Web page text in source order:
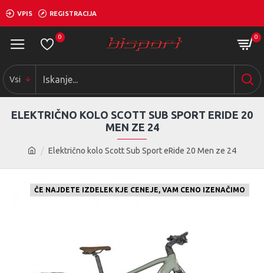
VPIS REGISTRACIJA
0 0
Vsi
Električno kolo Scott Sub Sport eRide 20 Men ze 24
ELEKTRIČNO KOLO SCOTT SUB SPORT ERIDE 20
MEN ZE 24
ČE NAJDETE IZDELEK KJE CENEJE, VAM CENO IZENAČIMO